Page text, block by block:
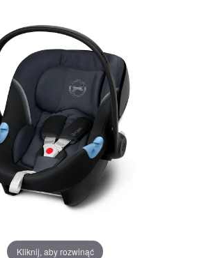
Kliknij, aby rozwinąć